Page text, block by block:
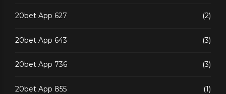
20bet App 627 (2)
20bet App 643 (3)
20bet App 736 (3)
20bet App 855 (1)